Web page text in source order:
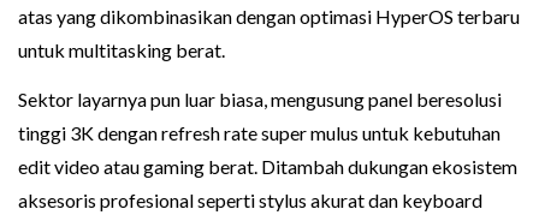
atas yang dikombinasikan dengan optimasi HyperOS terbaru
untuk multitasking berat.
Sektor layarnya pun luar biasa, mengusung panel beresolusi
tinggi 3K dengan refresh rate super mulus untuk kebutuhan
edit video atau gaming berat. Ditambah dukungan ekosistem
aksesoris profesional seperti stylus akurat dan keyboard